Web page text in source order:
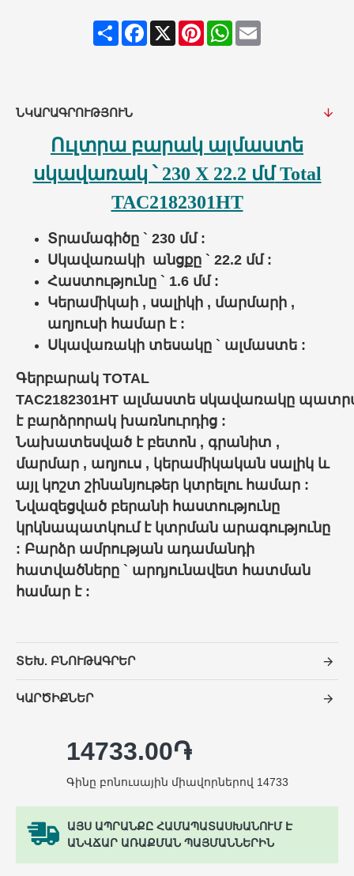
ShareFacebook
X PinterestWhatsApp
Email
ՆԿԱՐԱԳՐՈՒԹՅՈՒՆ
Ուլտրա բարակ ալմաստե
սկավառակ ՝ 230 X 22.2 մմTotal
TAC2182301HT
Տրամագիծը ` 230 մմ :
Սկավառակի անցքը ` 22.2 մմ :
Հաստությունը ` 1.6 մմ :
Կերամիկաի , սալիկի , մարմարի ,
աղյուսի համար է :
Սկավառակի տեսակը ` ալմաստե :
Գերբարակ TOTAL
TAC2182301HT ալմաստե սկավառակը
է բարձրորակ խառնուրդից :
Նախատեսված է բետոն , գրանիտ ,
մարմար , աղյուս , կերամիկական սալիկ և
այլ կոշտ շինանյութեր կտրելու համար :
Նվազեցված բերանի հաստությունը
կրկնապատկում է կտրման արագությունը
: Բարձր ամրության ադամանդի
հատվածները ` արդյունավետ հատման
համար է :
ՏԵԽ. ԲՆՈՒԹԱԳՐԵՐ
ԿԱՐԾԻՔՆԵՐ
ԱՅՍ ԱՊՐԱՆՔԸ ՀԱՄԱՊԱՏԱՍԽԱՆՈՒՄ Է
ԱՆՎՃԱՐ ԱՌԱՔՄԱՆ ՊԱՅՄԱՆՆԵՐԻՆ
14733.00֏
Գինը բոնուսային միավորներով 14733